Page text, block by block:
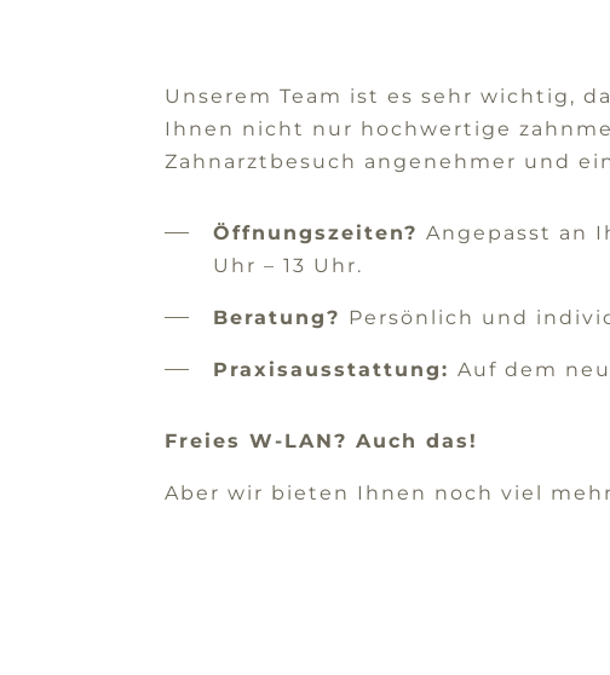
Unserem Team ist es sehr wichtig,
Ihnen nicht nur hochwertige
Zahnarztbesuch angenehmer und
Öffnungszeiten? Angepasst an
Uhr – 13 Uhr.
Beratung? Persönlich und
Praxisausstattung: Auf dem
Freies W-LAN? Auch das!
Aber wir bieten Ihnen noch viel